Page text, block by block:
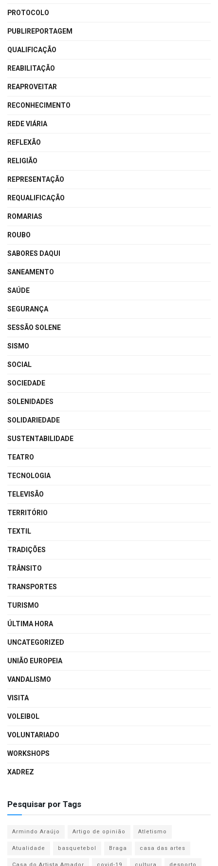
PROTOCOLO
PUBLIREPORTAGEM
QUALIFICAÇÃO
REABILITAÇÃO
REAPROVEITAR
RECONHECIMENTO
REDE VIÁRIA
REFLEXÃO
RELIGIÃO
REPRESENTAÇÃO
REQUALIFICAÇÃO
ROMARIAS
ROUBO
SABORES DAQUI
SANEAMENTO
SAÚDE
SEGURANÇA
SESSÃO SOLENE
SISMO
SOCIAL
SOCIEDADE
SOLENIDADES
SOLIDARIEDADE
SUSTENTABILIDADE
TEATRO
TECNOLOGIA
TELEVISÃO
TERRITÓRIO
TEXTIL
TRADIÇÕES
TRÂNSITO
TRANSPORTES
TURISMO
ÚLTIMA HORA
UNCATEGORIZED
UNIÃO EUROPEIA
VANDALISMO
VISITA
VOLEIBOL
VOLUNTARIADO
WORKSHOPS
XADREZ
Pesquisar por Tags
Armindo Araújo Artigo de opinião
Atletismo
Atualidade
basquetebol Braga
casa das artes